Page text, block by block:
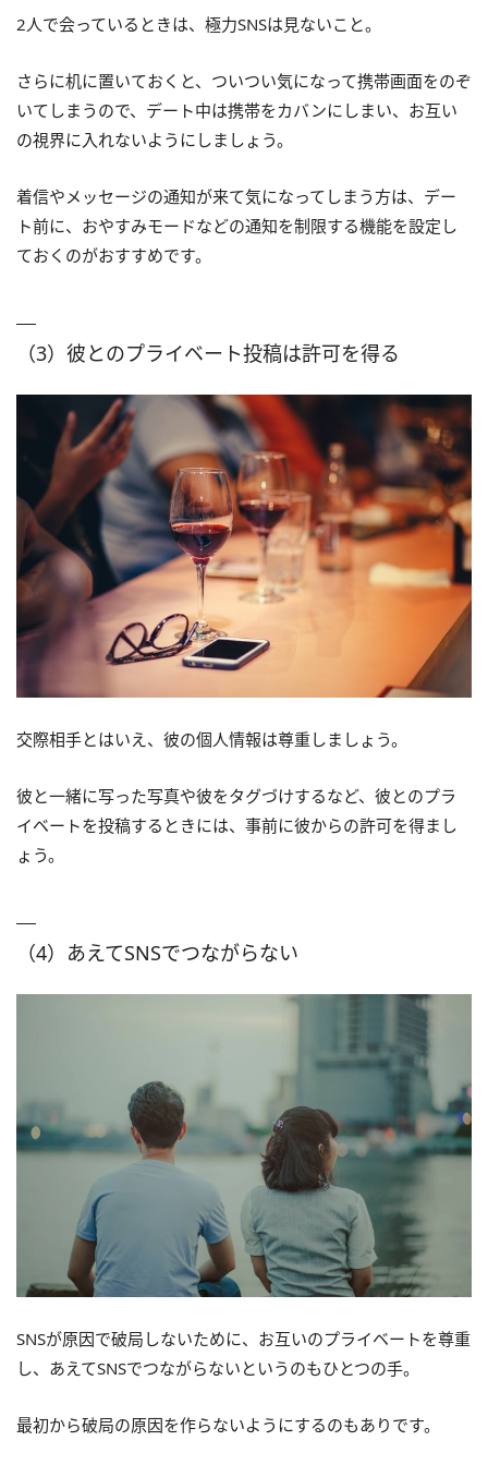
2人で会っているときは、極力SNSは見ないこと。
さらに机に置いておくと、ついつい気になって携帯画面をのぞ
いてしまうので、デート中は携帯をカバンにしまい、お互い
の視界に入れないようにしましょう。
着信やメッセージの通知が来て気になってしまう方は、デー
ト前に、おやすみモードなどの通知を制限する機能を設定し
ておくのがおすすめです。
（3）彼とのプライベート投稿は許可を得る
交際相手とはいえ、彼の個人情報は尊重しましょう。
彼と一緒に写った写真や彼をタグづけするなど、彼とのプラ
イベートを投稿するときには、事前に彼からの許可を得まし
ょう。
（4）あえてSNSでつながらない
SNSが原因で破局しないために、お互いのプライベートを尊重
し、あえてSNSでつながらないというのもひとつの手。
最初から破局の原因を作らないようにするのもありです。